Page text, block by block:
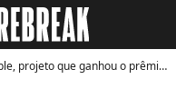
que ganhou o prêmio de R$ 20 mil